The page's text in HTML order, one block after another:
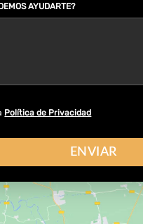
AYUDARTE?
Política de Privacidad
ENVIAR